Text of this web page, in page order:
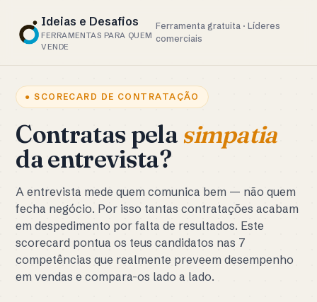
Ideias e Desafios
FERRAMENTAS PARA QUEM
VENDE
Ferramenta gratuita · Líderes
comerciais
● SCORECARD DE CONTRATAÇÃO
Contratas pela simpatia
da entrevista?
A entrevista mede quem comunica bem — não quem
fecha negócio. Por isso tantas contratações acabam
em despedimento por falta de resultados. Este
scorecard pontua os teus candidatos nas 7
competências que realmente preveem desempenho
em vendas e compara-os lado a lado.